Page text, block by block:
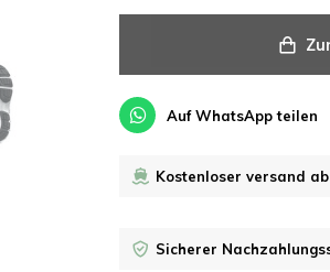
Auf WhatsApp teilen
Kostenloser versand ab
Sicherer